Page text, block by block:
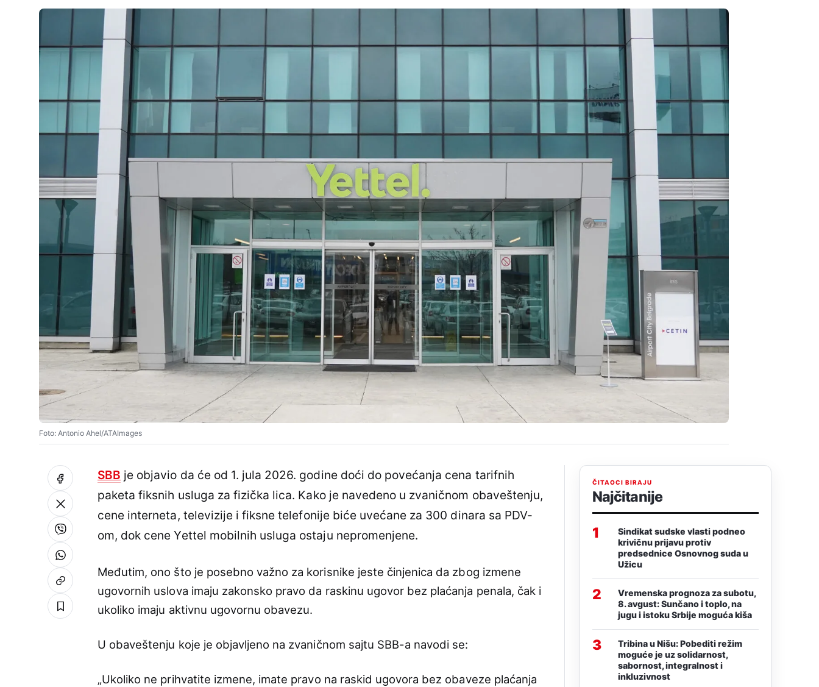
Foto: Antonio Ahel/ATAImages
SBB je objavio da će od 1. jula 2026. godine doći do povećanja cena tarifnih
paketa fiksnih usluga za fizička lica. Kako je navedeno u zvaničnom obaveštenju,
cene interneta, televizije i fiksne telefonije biće uvećane za 300 dinara sa PDV-
om, dok cene Yettel mobilnih usluga ostaju nepromenjene.
Međutim, ono što je posebno važno za korisnike jeste činjenica da zbog izmene
ugovornih uslova imaju zakonsko pravo da raskinu ugovor bez plaćanja penala, čak i
ukoliko imaju aktivnu ugovornu obavezu.
U obaveštenju koje je objavljeno na zvaničnom sajtu SBB-a navodi se:
„Ukoliko ne prihvatite izmene, imate pravo na raskid ugovora bez obaveze plaćanja
ČITAOCI BIRAJU
Najčitanije
1
Sindikat sudske vlasti podneo
krivičnu prijavu protiv
predsednice Osnovnog suda u
Užicu
2
Vremenska prognoza za subotu,
8. avgust: Sunčano i toplo, na
jugu i istoku Srbije moguća kiša
3
Tribina u Nišu: Pobediti režim
moguće je uz solidarnost,
sabornost, integralnost i
inkluzivnost